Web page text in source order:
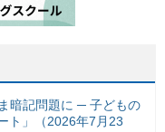
暗記問題に ─ 子どもの
ト」（2026年7月23